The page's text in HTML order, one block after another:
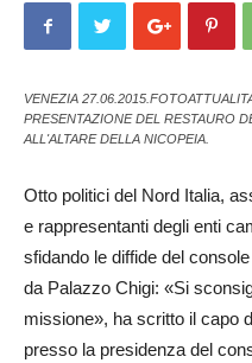
VENEZIA
PRESENTAZIONE DEL RESTAURO
ALL'ALTARE DELLA NICOPEIA.
Otto politici del Nord Italia,
e rappresentanti degli enti
sfidando le dif­fide del
da Palazzo Ch­igi: «Si
missione», ha scritto il ca­po
presso la presidenza del